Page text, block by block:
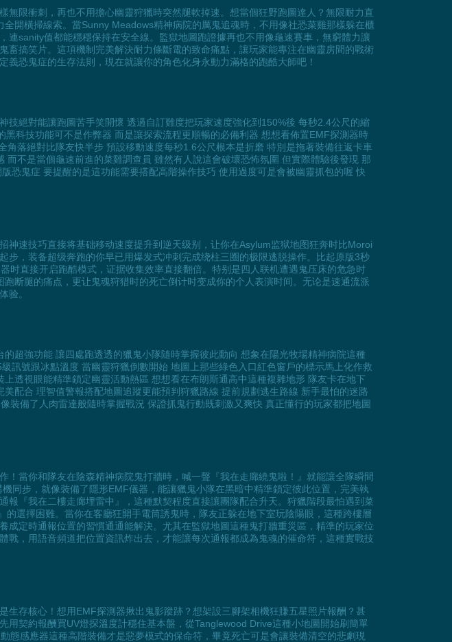
限衝刺，再也不用擔心幽靈狩獵時突然腿軟掉速。想當個狂野跑圖達人？無限耐力直
開橫掃線索。當Sunny Meadows精神病院的厲鬼追魂時，不用像社恐菜雞那樣躲在櫃
sanity值都能穩穩保持在安全線。監獄地圖跑證據再也不用像龜速賽車，無窮體力讓
搞笑片。這項機制完美解決耐力條斷電的致命痛點，讓玩家能專注在幽靈房間的戰術
恐鬼症的生存法則，現在就讓你的角色化身永動力滿格的跑酷大師吧！
絕對能讓跑圖苦手笑開懷 透過自訂難度把玩家速度強化到150%後 每秒2.4公尺的縮
科技功能可不是作弊器 而是讓探索流程更順暢的必備利器 想想看佈置EMF探測器時
落絕對比隊友快半步 預設移動速度每秒1.6公尺根本是折磨 特別是拖著裝備往返卡車
不是當個龜速前進的菜雞調查員 雖然有人說這會破壞恐怖氛圍 但實際體驗後發現 那
恐鬼症 要提醒的是這功能需要搭配高階操作技巧 使用過度可是會被幽靈抓包的喔 快
速技巧直接将基础移动速度提升到逆天级别，让你在Asylum监狱地图狂奔时比Moroi
，装备超级奔跑的你早已用爆发式冲刺完成绕柱三圈的极限逃脱操作。比起原版3秒
时直接开启跑酷模式，证据收集效率直接翻倍。特别是四人联机遭遇鬼压床的危急时
断腿的痛点，更让鬼魂狩猎时的死亡倒计时变成你的个人表演时间。无论是速通流派
验。
超強功能 讓四處跑透透的獵鬼小隊隨時掌握彼此動向 想象在陽光牧場精神病院這種
訊號跟冰點溫度 當幽靈狩獵倒數開始 地圖上那些綠色入口紅色窗戶的標示馬上化作救
透視眼能精準鎖定幽靈活動熱區 想想看在布朗斯通高中這種複雜地形 隊友卡在地下
配合 理智值警報搭配地圖追蹤更能預判狩獵路線 提前規劃逃生路線 新手最怕的迷路
備了人肉雷達般隨時掌握戰況 保證抓鬼行動既刺激又爽快 真正懂行的玩家都把地圖
當你和隊友在陰森精神病院鬼打牆時，喊一聲『我在走廊繞鬼啦！』就能讓全隊瞬間
同步，就像裝備了隱形EMF儀器，能讓獵鬼小隊在黑暗中精準鎖定彼此位置，完美執
『我在二樓走廊埋雷中』，這種默契程度直接讓團隊配合升天。狩獵階段最怕遇到菜
選擇困難。當你在客廳狂開手電筒誘鬼時，隊友正躲在地下室玩陰陽眼，這種跨樓層
定時通報位置的習慣通通能解決。尤其在監獄地圖這種鬼打牆重災區，精準的玩家位
，用語音頻道把位置資訊炸出去，才能讓每次通報都成為鬼魂的催命符，這種實戰技
存核心！想用EMF探測器揪出鬼影蹤跡？想架設三腳架相機狂賺五星照片報酬？甚
契約報酬買UV燈探溫度計穩住基本盤，從Tanglewood Drive這種小地圖開始刷簡單
感應器這種高階裝備才是惡夢模式的保命符，畢竟死亡可是會讓裝備清空的悲劇現